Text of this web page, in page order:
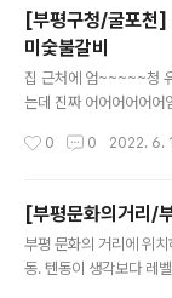
[부평구청/굴포천]
미숯불갈비
집 근처에 엄~~~~~청
는데 진짜 어어어어어어
지 화력도 좋고 향도 좋
0 0 2022. 6.
[부평문화의거리/
부평 문화의 거리에 위
동. 텐동이 생각보다 레